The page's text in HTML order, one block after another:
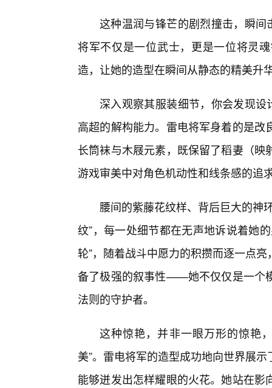
这种温润与锋芒的剧烈撞击，瞬间
将军不仅是一位武士，更是一位将灵
造，让她的造型在瞬间从静态的精美升
深入观察其服装细节，你会发现设
高超的解构能力。雷电将军身着的是
长筒袜与木屐元素，既保留了稻妻（
游戏审美中对角色机动性和线条感的追
腰间的紫藤花纹样、背后巨大的神
纹”，每一处细节都在无声地诉说着她
轮”，随着战斗中愿力的积攒而逐一点
备了极强的叙事性——她不仅仅是一个
法则的守护者。
这种惊艳，并非一眼万形的惊艳
美”。雷电将军的造型成功地向世界展
能够迸发出怎样耀眼的火花。她站在